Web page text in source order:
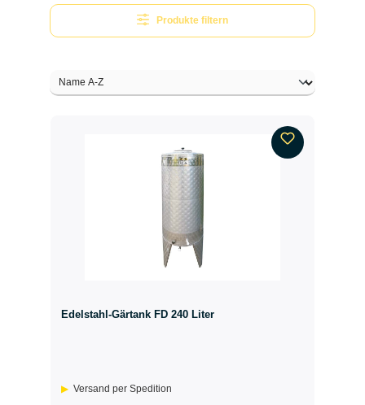
Produkte filtern
Edelstahl­-Gärtank FD 240 Liter
Versand per Spedition